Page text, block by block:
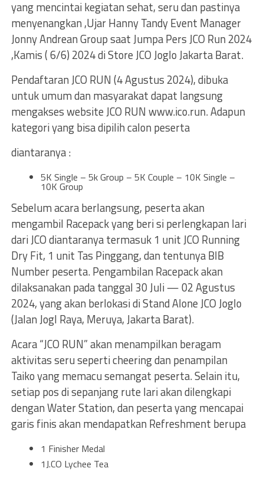
yang mencintai kegiatan sehat, seru dan pastinya
menyenangkan ,Ujar Hanny Tandy Event Manager
Jonny Andrean Group saat Jumpa Pers JCO Run 2024
,Kamis ( 6/6) 2024 di Store JCO Joglo Jakarta Barat.
Pendaftaran JCO RUN (4 Agustus 2024), dibuka
untuk umum dan masyarakat dapat langsung
mengakses website JCO RUN www.ico.run. Adapun
kategori yang bisa dipilih calon peserta
diantaranya :
5K Single – 5k Group – 5K Couple – 10K Single –
10K Group
Sebelum acara berlangsung, peserta akan
mengambil Racepack yang beri si perlengkapan lari
dari JCO diantaranya termasuk 1 unit JCO Running
Dry Fit, 1 unit Tas Pinggang, dan tentunya BIB
Number peserta. Pengambilan Racepack akan
dilaksanakan pada tanggal 30 Juli — 02 Agustus
2024, yang akan berlokasi di Stand Alone JCO Joglo
(Jalan Jogl Raya, Meruya, Jakarta Barat).
Acara “JCO RUN” akan menampilkan beragam
aktivitas seru seperti cheering dan penampilan
Taiko yang memacu semangat peserta. Selain itu,
setiap pos di sepanjang rute lari akan dilengkapi
dengan Water Station, dan peserta yang mencapai
garis finis akan mendapatkan Refreshment berupa
1 Finisher Medal
1J.CO Lychee Tea